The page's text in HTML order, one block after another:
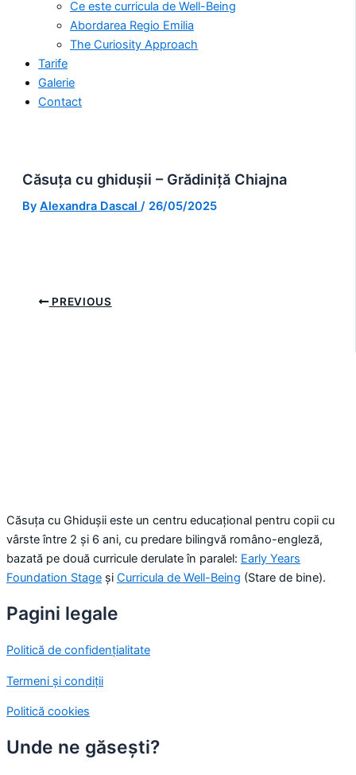
Ce este curricula de Well-Being
Abordarea Regio Emilia
The Curiosity Approach
Tarife
Galerie
Contact
Căsuța cu ghidușii – Grădiniță Chiajna
By Alexandra Dascal / 26/05/2025
PREVIOUS
Căsuța cu Ghidușii este un centru educațional pentru copii cu
vârste între 2 și 6 ani, cu predare bilingvă româno-engleză,
bazată pe două curricule derulate în paralel: Early Years
Foundation Stage și Curricula de Well-Being (Stare de bine).
Pagini legale
Politică de confidențialitate
Termeni și condiții
Politică cookies
Unde ne găsești?